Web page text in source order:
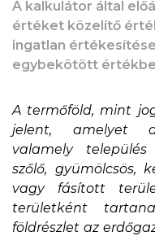
A kalkulátor által
értéket közelítő
ingatlan
egybekötött
A termőföld, mint
jelent, amelyet
valamely
szőlő, gyümölcsös,
vagy fásított
területként
földrészlet az